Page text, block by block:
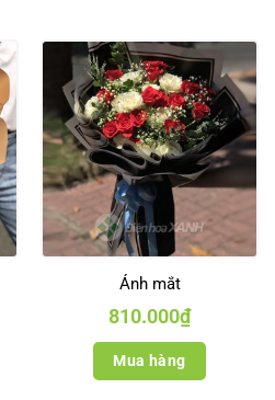
Ánh mắt
810.000₫
Mua hàng